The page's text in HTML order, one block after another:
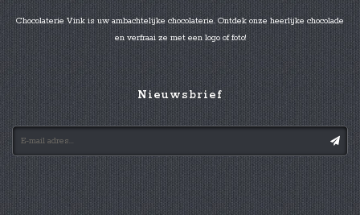
Chocolaterie Vink is uw ambachtelijke chocolaterie. Ontdek onze heerlijke chocolade
en verfraai ze met een logo of foto!
Nieuwsbrief